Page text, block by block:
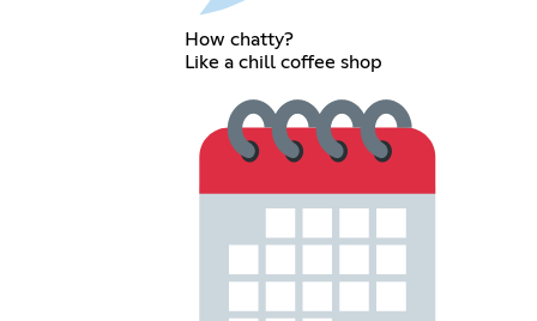
How chatty?
Like a chill coffee shop